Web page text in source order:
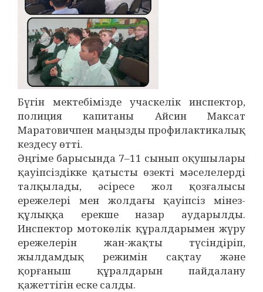
Бүгін мектебімізде учаскелік инспектор,
полиция капитаны Айсин Максат
Маратовичпен маңызды профилактикалық
кездесу өтті.
Әңгіме барысында 7–11 сынып оқушылары
қауіпсіздікке қатысты өзекті мәселелерді
талқылады, әсіресе жол қозғалысы
ережелері мен жолдағы қауіпсіз мінез-
құлыққа ерекше назар аударылды.
Инспектор мотокөлік құралдарымен жүру
ережелерін жан-жақты түсіндіріп,
жылдамдық режимін сақтау және
қорғаныш құралдарын пайдалану
қажеттігін еске салды.